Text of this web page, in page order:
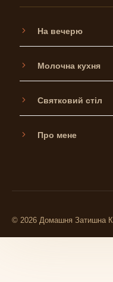
На вечерю
Молочна кухня
Святковий стіл
Про мене
© 2026 Домашня Затишна